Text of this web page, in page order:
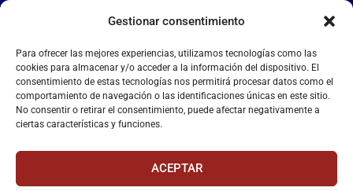
Gestionar consentimiento
Para ofrecer las mejores experiencias, utilizamos tecnologías como las
cookies para almacenar y/o acceder a la información del dispositivo. El
consentimiento de estas tecnologías nos permitirá procesar datos como el
comportamiento de navegación o las identificaciones únicas en este sitio.
No consentir o retirar el consentimiento, puede afectar negativamente a
ciertas características y funciones.
ACEPTAR
LA FALANGE
Reproductor
de
vídeo